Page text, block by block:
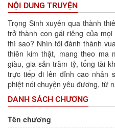
NỘI DUNG TRUYỆN
Trọng Sinh xuyên qua thành
trở thành con gái riêng của
thì sao? Nhìn tôi đánh thành
thiên kim thật, mang theo ma
giàu, gia sản trăm tỷ, tổng tài
trực tiếp đi lên đỉnh cao nhân
phiệt nói chuyện yêu đương, từ
DANH SÁCH CHƯƠNG
Tên chương